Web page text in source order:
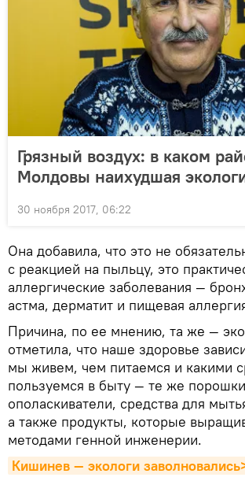
Грязный воздух: в каком
Молдовы наихудшая
30 ноября 2017, 06:22
Она добавила, что это не
с реакцией на пыльцу, это
аллергические заболевания —
астма, дерматит и пищевая
Причина, по ее мнению, та же —
отметила, что наше здоровье
мы живем, чем питаемся и какими
пользуемся в быту — те же
ополаскиватели, средства для
а также продукты, которые
методами генной инженерии.
Кишинев — экологи